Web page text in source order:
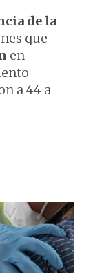
de la
que
en
a 44 a